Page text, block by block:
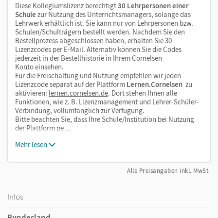
Diese Kollegiumslizenz berechtigt30 Lehrpersonen einer
Schule zur Nutzung des Unterrichtsmanagers, solange das
Lehrwerk erhältlich ist. Sie kann nur von Lehrpersonen bzw.
Schulen/Schulträgern bestellt werden. Nachdem Sie den
Bestellprozess abgeschlossen haben, erhalten Sie 30
Lizenzcodes per E-Mail. Alternativ können Sie die Codes
jederzeit in der Bestellhistorie in Ihrem Cornelsen
Konto einsehen.
Für die Freischaltung und Nutzung empfehlen wir jeden
Lizenzcode separat auf der Plattform Lernen.Cornelsen zu
aktivieren: lernen.cornelsen.de. Dort stehen Ihnen alle
Funktionen, wie z. B. Lizenzmanagement und Lehrer-Schüler-
Verbindung, vollumfänglich zur Verfügung.
Bitte beachten Sie, dass Ihre Schule/Institution bei Nutzung
der Plattform pe…
Mehr lesen
Alle Preisangaben inkl. MwSt.
Infos